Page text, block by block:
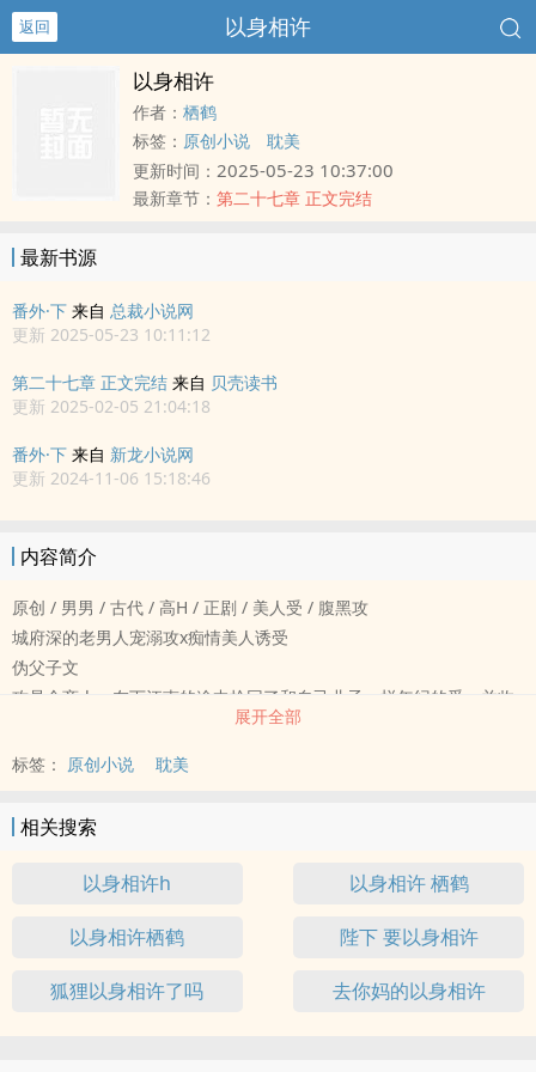
返回 以身相许
以身相许
作者： 栖鹤
标签： 原创小说
耽美
更新时间： 2025-05-23 10:37:00
最新章节： 第二十七章 正文完结
最新书源
番外·下 来自 总裁小说网
更新 2025-05-23 10:11:12
第二十七章 正文完结 来自 贝壳读书
更新 2025-02-05 21:04:18
番外·下 来自 新龙小说网
更新 2024-11-06 15:18:46
内容简介
原创 / 男男 / 古代 / 高H / 正剧 / 美人受 / 腹黑攻
城府深的老男人宠溺攻x痴情美人诱受
伪父子文
攻是个商人，在下江南的途中捡回了和自己儿子一样年纪的受，并收
受每天都会梦到自己被养父艹，最后在他酒醉的时候，勾引养父，然
这是短篇肉文一本，攻器大活好，受是个美人。
2、架空古代背景。
4、喜欢的话，宝贝们多评论投票收藏一下，阿鹤才有动力码字！
展开全部
标签： 原创小说 耽美
相关搜索
以身相许h 以身相许 栖鹤
以身相许栖鹤 陛下 要以身相许
狐狸以身相许了吗 去你妈的以身相许